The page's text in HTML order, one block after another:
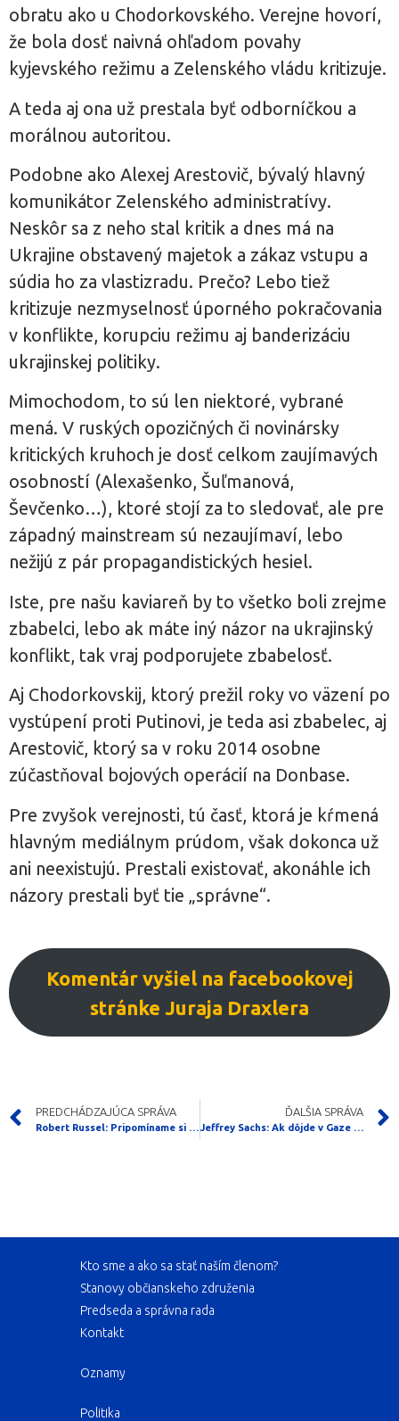
obratu ako u Chodorkovského. Verejne hovorí,
že bola dosť naivná ohľadom povahy
kyjevského režimu a Zelenského vládu kritizuje.
A teda aj ona už prestala byť odborníčkou a
morálnou autoritou.
Podobne ako Alexej Arestovič, bývalý hlavný
komunikátor Zelenského administratívy.
Neskôr sa z neho stal kritik a dnes má na
Ukrajine obstavený majetok a zákaz vstupu a
súdia ho za vlastizradu. Prečo? Lebo tiež
kritizuje nezmyselnosť úporného pokračovania
v konflikte, korupciu režimu aj banderizáciu
ukrajinskej politiky.
Mimochodom, to sú len niektoré, vybrané
mená. V ruských opozičných či novinársky
kritických kruhoch je dosť celkom zaujímavých
osobností (Alexašenko, Šuľmanová,
Ševčenko…), ktoré stojí za to sledovať, ale pre
západný mainstream sú nezaujímaví, lebo
nežijú z pár propagandistických hesiel.
Iste, pre našu kaviareň by to všetko boli zrejme
zbabelci, lebo ak máte iný názor na ukrajinský
konflikt, tak vraj podporujete zbabelosť.
Aj Chodorkovskij, ktorý prežil roky vo väzení po
vystúpení proti Putinovi, je teda asi zbabelec, aj
Arestovič, ktorý sa v roku 2014 osobne
zúčastňoval bojových operácií na Donbase.
Pre zvyšok verejnosti, tú časť, ktorá je kŕmená
hlavným mediálnym prúdom, však dokonca už
ani neexistujú. Prestali existovať, akonáhle ich
názory prestali byť tie „správne“.
Komentár vyšiel na facebookovej
stránke Juraja Draxlera
PREDCHÁDZAJÚCA SPRÁVA
Robert Russel: Pripomíname si výročie narodenia Martina Benku
ĎALŠIA SPRÁVA
Jeffrey Sachs: Ak dôjde v Gaze k masovým úmrtiam z hladovania, Izrael sa cez to nikdy neprenesie
Kto sme a ako sa stať naším členom?
Stanovy občianskeho združenia
Predseda a správna rada
Kontakt
Oznamy
Politika